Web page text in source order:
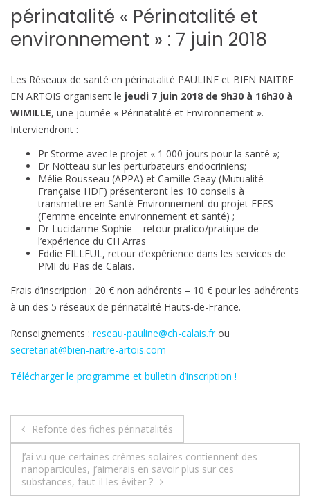
périnatalité « Périnatalité et
environnement » : 7 juin 2018
Les Réseaux de santé en périnatalité PAULINE et BIEN NAITRE
EN ARTOIS organisent le jeudi 7 juin 2018 de 9h30 à 16h30 à
WIMILLE, une journée « Périnatalité et Environnement ».
Interviendront :
Pr Storme avec le projet « 1 000 jours pour la santé »;
Dr Notteau sur les perturbateurs endocriniens;
Mélie Rousseau (APPA) et Camille Geay (Mutualité
Française HDF) présenteront les 10 conseils à
transmettre en Santé-Environnement du projet FEES
(Femme enceinte environnement et santé) ;
Dr Lucidarme Sophie – retour pratico/pratique de
l’expérience du CH Arras
Eddie FILLEUL, retour d’expérience dans les services de
PMI du Pas de Calais.
Frais d’inscription : 20 € non adhérents – 10 € pour les adhérents
à un des 5 réseaux de périnatalité Hauts-de-France.
Renseignements : reseau-pauline@ch-calais.frou
secretariat@bien-naitre-artois.com
Télécharger le programme et bulletin d’inscription !
Navigation
de
l’article
Refonte des fiches périnatalités
J’ai vu que certaines crèmes solaires contiennent des
nanoparticules, j’aimerais en savoir plus sur ces
substances, faut-il les éviter ?